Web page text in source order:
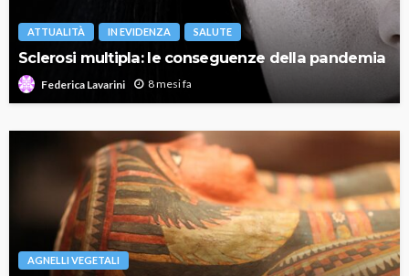
ATTUALITÀ IN EVIDENZA SALUTE
Sclerosi multipla: le conseguenze della pandemia
Federica Lavarini 8 mesi fa
AGNELLI VEGETALI